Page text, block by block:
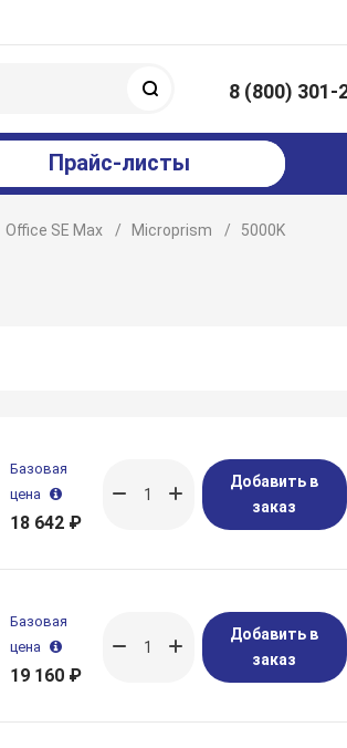
8 (800) 301-
Прайс-листы
Office SE Max Microprism 5000K
Базовая
цена
18 642 ₽
Добавить в
заказ
Базовая
цена
19 160 ₽
Добавить в
заказ